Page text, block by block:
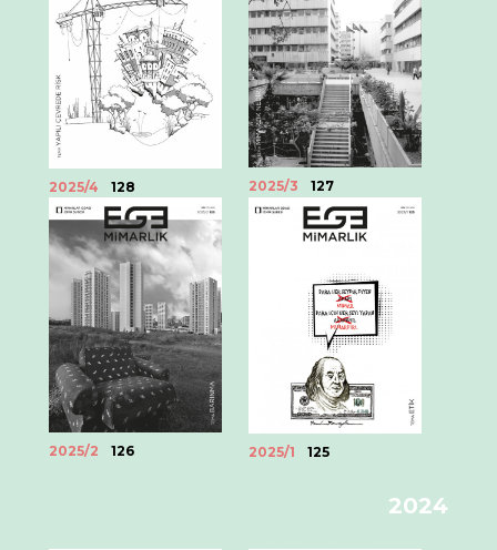
2024
2025/4 128 2025/3 127
2025/2 126 2025/1 125